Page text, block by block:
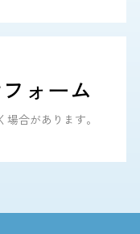
ォーム
合があります。